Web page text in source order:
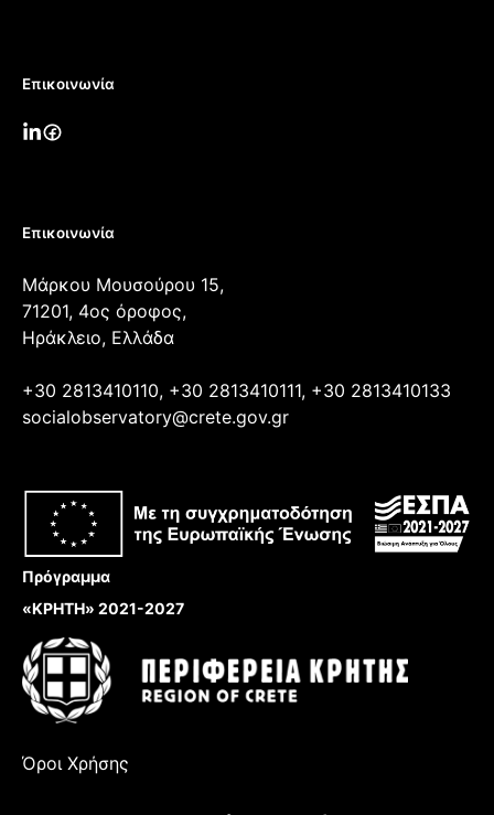
Επικοινωνία
Επικοινωνία
Μάρκου Μουσούρου 15,
71201, 4ος όροφος,
Ηράκλειο, Ελλάδα
+30 2813410110, +30 2813410111, +30 2813410133
socialobservatory@crete.gov.gr
Πρόγραμμα
«ΚΡΗΤΗ» 2021-2027
Όροι Χρήσης